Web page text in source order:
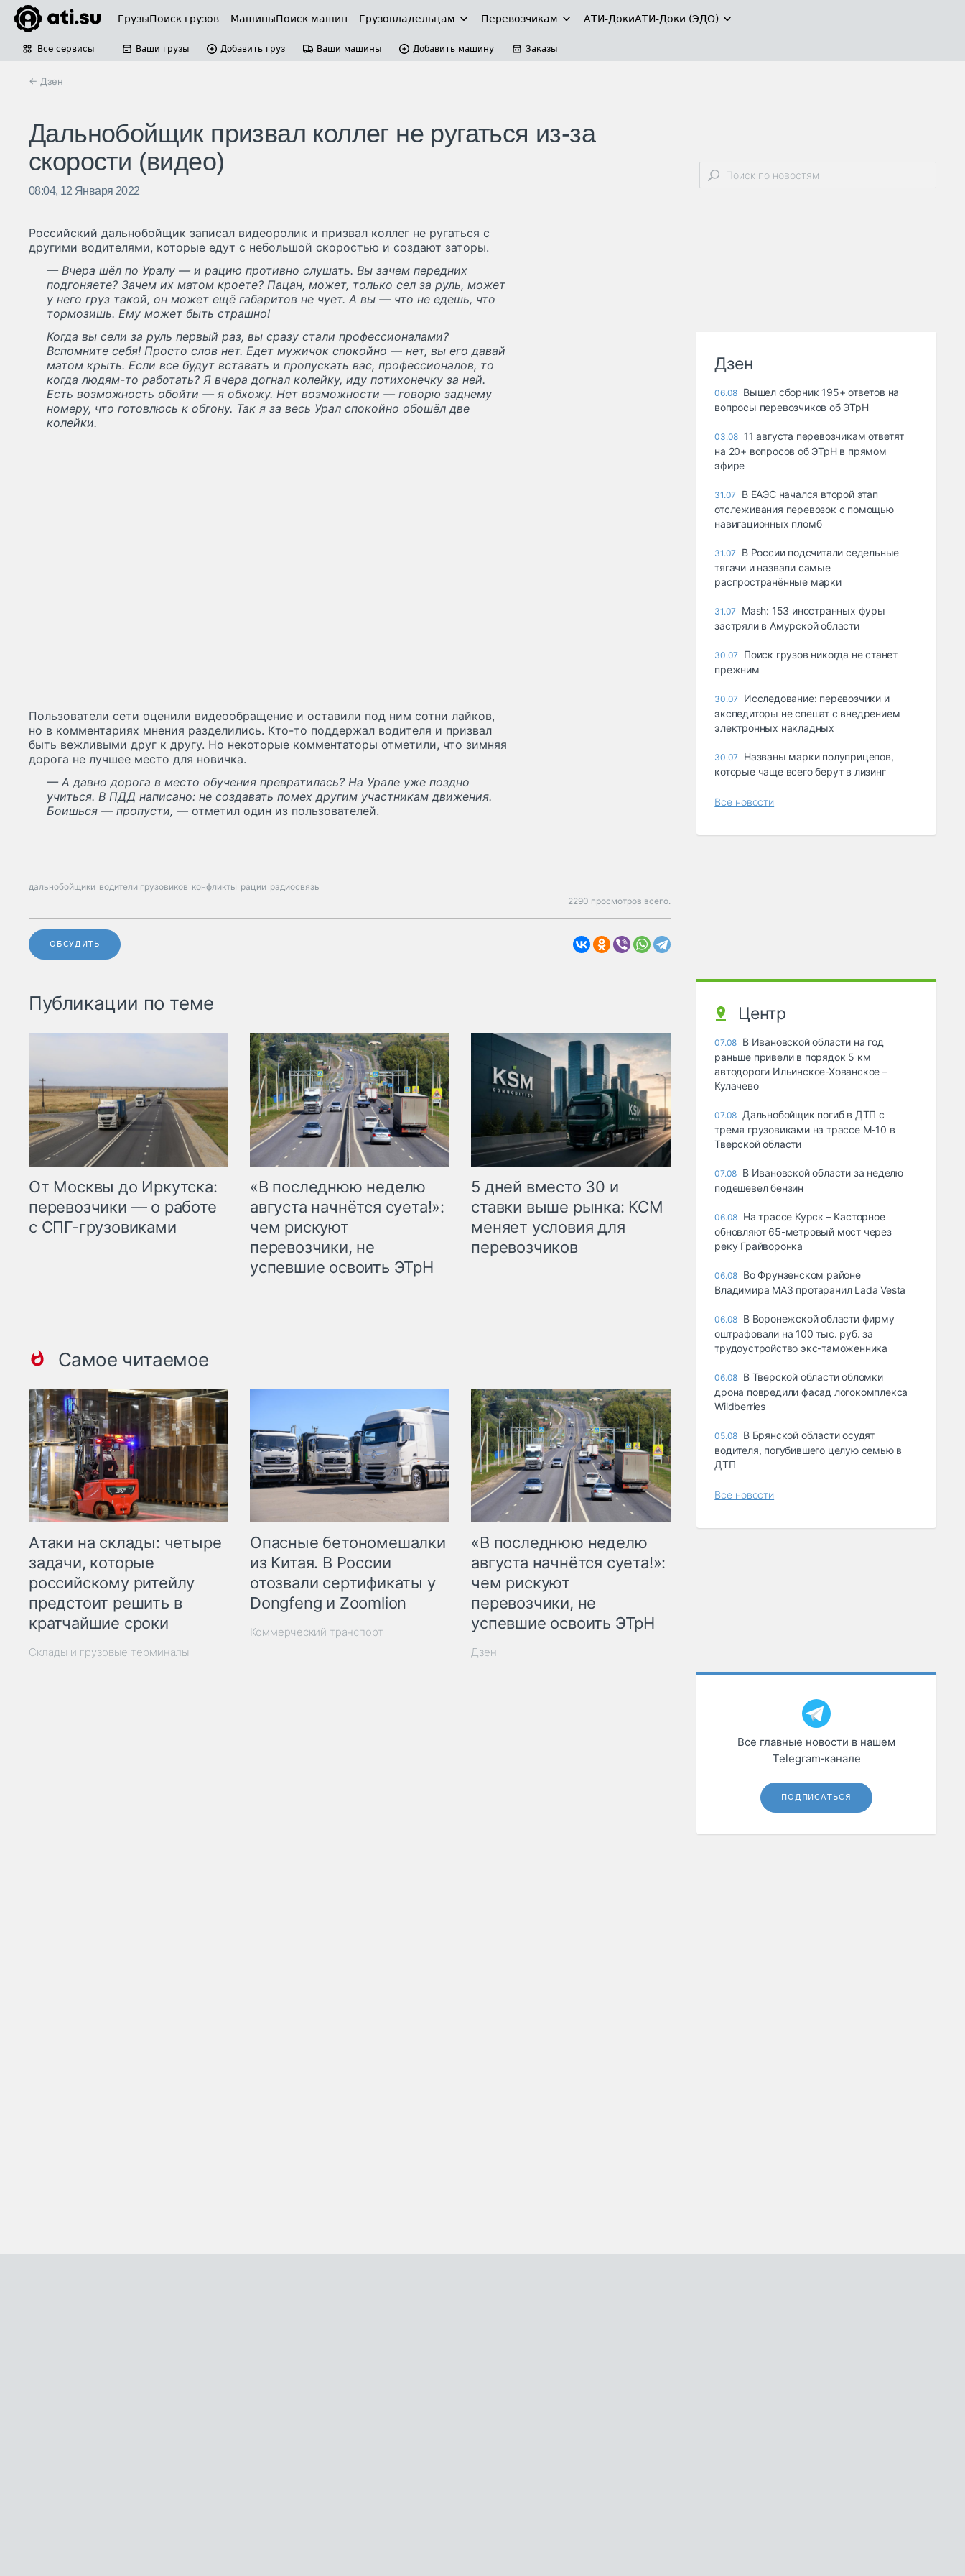
ГрузыПоиск грузов МашиныПоиск машин Грузовладельцам Перевозчикам АТИ-ДокиАТИ-Доки (ЭДО)
Все сервисы Ваши грузы Добавить груз Ваши машины Добавить машину Заказы
← Дзен
Дальнобойщик призвал коллег не ругаться из-за
скорости (видео)
08:04, 12 Января 2022
Российский дальнобойщик записал видеоролик и призвал коллег не ругаться с
другими водителями, которые едут с небольшой скоростью и создают заторы.
— Вчера шёл по Уралу — и рацию противно слушать. Вы зачем передних
подгоняете? Зачем их матом кроете? Пацан, может, только сел за руль, может
у него груз такой, он может ещё габаритов не чует. А вы — что не едешь, что
тормозишь. Ему может быть страшно!
Когда вы сели за руль первый раз, вы сразу стали профессионалами?
Вспомните себя! Просто слов нет. Едет мужичок спокойно — нет, вы его давай
матом крыть. Если все будут вставать и пропускать вас, профессионалов, то
когда людям-то работать? Я вчера догнал колейку, иду потихонечку за ней.
Есть возможность обойти — я обхожу. Нет возможности — говорю заднему
номеру, что готовлюсь к обгону. Так я за весь Урал спокойно обошёл две
колейки.
Пользователи сети оценили видеообращение и оставили под ним сотни лайков,
но в комментариях мнения разделились. Кто-то поддержал водителя и призвал
быть вежливыми друг к другу. Но некоторые комментаторы отметили, что зимняя
дорога не лучшее место для новичка.
— А давно дорога в место обучения превратилась? На Урале уже поздно
учиться. В ПДД написано: не создавать помех другим участникам движения.
Боишься — пропусти, — отметил один из пользователей.
дальнобойщики водители грузовиков конфликты рации радиосвязь
2290 просмотров всего.
ОБСУДИТЬ
Публикации по теме
От Москвы до Иркутска:
перевозчики — о работе
с СПГ-грузовиками
«В последнюю неделю
августа начнётся суета!»:
чем рискуют
перевозчики, не
успевшие освоить ЭТрН
5 дней вместо 30 и
ставки выше рынка: КСМ
меняет условия для
перевозчиков
Самое читаемое
Атаки на склады: четыре
задачи, которые
российскому ритейлу
предстоит решить в
кратчайшие сроки
Склады и грузовые терминалы
Опасные бетономешалки
из Китая. В России
отозвали сертификаты у
Dongfeng и Zoomlion
Коммерческий транспорт
«В последнюю неделю
августа начнётся суета!»:
чем рискуют
перевозчики, не
успевшие освоить ЭТрН
Дзен
Дзен
06.08 Вышел сборник 195+ ответов на
вопросы перевозчиков об ЭТрН
03.08 11 августа перевозчикам ответят
на 20+ вопросов об ЭТрН в прямом
эфире
31.07
В ЕАЭС начался второй этап
отслеживания перевозок с помощью
навигационных пломб
31.07
В России подсчитали седельные
тягачи и назвали самые
распространённые марки
31.07
Mash: 153 иностранных фуры
застряли в Амурской области
30.07
Поиск грузов никогда не станет
прежним
30.07
Исследование: перевозчики и
экспедиторы не спешат с внедрением
электронных накладных
30.07
Названы марки полуприцепов,
которые чаще всего берут в лизинг
Все новости
Центр
07.08 В Ивановской области на год
раньше привели в порядок 5 км
автодороги Ильинское-Хованское –
Кулачево
07.08 Дальнобойщик погиб в ДТП с
тремя грузовиками на трассе М-10 в
Тверской области
07.08 В Ивановской области за неделю
подешевел бензин
06.08 На трассе Курск – Касторное
обновляют 65-метровый мост через
реку Грайворонка
06.08 Во Фрунзенском районе
Владимира МАЗ протаранил Lada Vesta
06.08 В Воронежской области фирму
оштрафовали на 100 тыс. руб. за
трудоустройство экс-таможенника
06.08 В Тверской области обломки
дрона повредили фасад логокомплекса
Wildberries
05.08 В Брянской области осудят
водителя, погубившего целую семью в
ДТП
Все новости
Все главные новости в нашем
Telegram‑канале
ПОДПИСАТЬСЯ